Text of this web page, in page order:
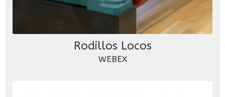
Rodillos Locos
WEBEX